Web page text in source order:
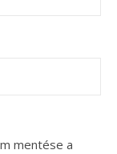
mentése a